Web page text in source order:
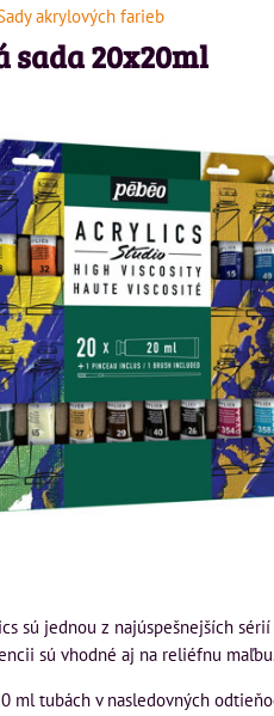
akrylových farieb
sada 20x20ml
sú jednou z najúspešnejších
sú vhodné aj na reliéfnu
ml tubách v nasledovných